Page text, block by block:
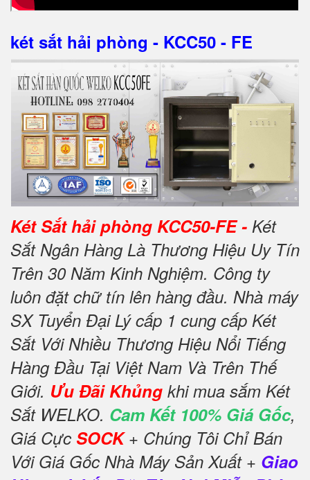
két sắt hải phòng - KCC50 - FE
Két Sắt hải phòng KCC50-FE - Két
Sắt Ngân Hàng Là Thương Hiệu Uy Tín
Trên 30 Năm Kinh Nghiệm. Công ty
luôn đặt chữ tín lên hàng đầu. Nhà máy
SX Tuyển Đại Lý cấp 1 cung cấp Két
Sắt Với Nhiều Thương Hiệu Nổi Tiếng
Hàng Đầu Tại Việt Nam Và Trên Thế
Giới. Ưu Đãi Khủng khi mua sắm Két
Sắt WELKO. Cam Kết 100% Giá Gốc,
Giá Cực SOCK+ Chúng Tôi Chỉ Bán
Với Giá Gốc Nhà Máy Sản Xuất + Giao